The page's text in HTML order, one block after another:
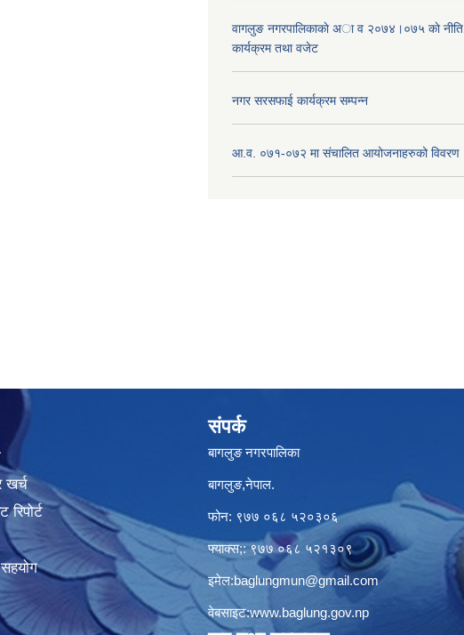
वागलुङ नगरपालिकाकाे अा‍ व २०७४।०७५ काे नीति
कार्यक्रम तथा वजेट
नगर सरसफाई कार्यक्रम सम्पन्न
आ.व. ०७१-०७२ मा संचालित आयोजनाहरुको विवरण
खर्च
संपर्क
बागलुङ नगरपालिका
बागलुङ,नेपाल.
फोन: ९७७ ०६८ ५२०३०६
फ्याक्स;: ९७७ ०६८ ५२१३०९
इमेल:baglungmun@gmail.com
वेबसाइट:www.baglung.gov.np